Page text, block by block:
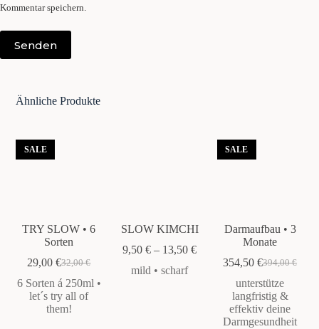
Kommentar speichern.
Senden
Ähnliche Produkte
SALE
TRY SLOW • 6
Sorten
32,00€
Ursprünglicher
Preis
war:
32,00 €
29,00€Aktueller
Preis
ist:
29,00 €.
6 Sorten á 250ml •
let´s try all of
them!
SLOW KIMCHI
9,50 € – 13,50 €
mild • scharf
SALE
Darmaufbau • 3
Monate
394,00€
Preis
war:
394,00 €
354,50€Aktueller
Preis
ist:
354,50 €.
unterstütze
langfristig &
effektiv deine
Darmgesundheit